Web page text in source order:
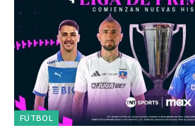
FÚTBOL